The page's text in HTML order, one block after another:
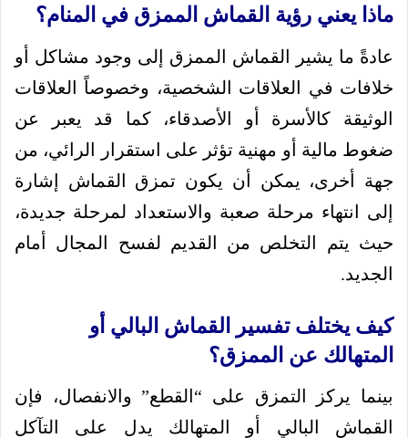
ماذا يعني رؤية القماش الممزق في المنام؟
عادةً ما يشير القماش الممزق إلى وجود مشاكل أو
خلافات في العلاقات الشخصية، وخصوصاً العلاقات
الوثيقة كالأسرة أو الأصدقاء، كما قد يعبر عن
ضغوط مالية أو مهنية تؤثر على استقرار الرائي، من
جهة أخرى، يمكن أن يكون تمزق القماش إشارة
إلى انتهاء مرحلة صعبة والاستعداد لمرحلة جديدة،
حيث يتم التخلص من القديم لفسح المجال أمام
الجديد.
كيف يختلف تفسير القماش البالي أو
المتهالك عن الممزق؟
بينما يركز التمزق على “القطع” والانفصال، فإن
القماش البالي أو المتهالك يدل على التآكل